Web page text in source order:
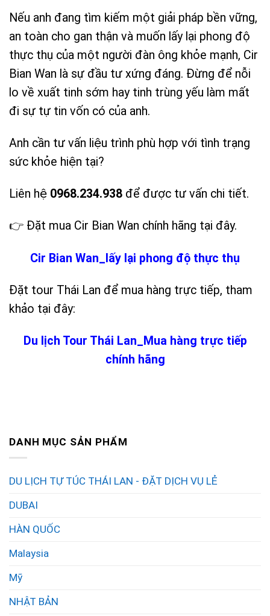
Nếu anh đang tìm kiếm một giải pháp bền vững,
an toàn cho gan thận và muốn lấy lại phong độ
thực thụ của một người đàn ông khỏe mạnh, Cir
Bian Wan là sự đầu tư xứng đáng. Đừng để nỗi
lo về xuất tinh sớm hay tinh trùng yếu làm mất
đi sự tự tin vốn có của anh.
Anh cần tư vấn liệu trình phù hợp với tình trạng
sức khỏe hiện tại?
Liên hệ 0968.234.938 để được tư vấn chi tiết.
👉 Đặt mua Cir Bian Wan chính hãng tại đây.
Cir Bian Wan_lấy lại phong độ thực thụ
Đặt tour Thái Lan để mua hàng trực tiếp, tham
khảo tại đây:
Du lịch Tour Thái Lan_Mua hàng trực tiếp
chính hãng
DANH MỤC SẢN PHẨM
DU LỊCH TỰ TÚC THÁI LAN - ĐẶT DỊCH VỤ LẺ
DUBAI
HÀN QUỐC
Malaysia
Mỹ
NHẬT BẢN